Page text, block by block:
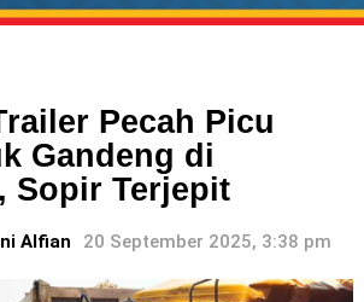
Pecah Picu
Gandeng di
Sopir Terjepit
Alfian 20 September 2025, 3:38 pm